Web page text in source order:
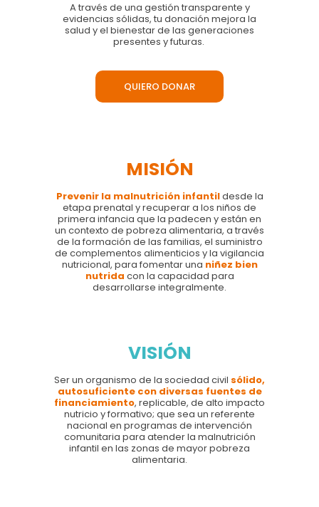
A través de una gestión transparente y
evidencias sólidas, tu donación mejora la
salud y el bienestar de las generaciones
presentes y futuras.
QUIERO DONAR
MISIÓN
Prevenir la malnutrición infantildesde la
etapa prenatal y recuperar a los niños de
primera infancia que la padecen y están en
un contexto de pobreza alimentaria, a través
de la formación de las familias, el suministro
de complementos alimenticios y la vigilancia
nutricional, para fomentar una niñez bien
nutrida con la capacidad para
desarrollarse integralmente.
VISIÓN
Ser un organismo de la sociedad civil sólido,
autosuficiente con diversas fuentes de
financiamiento, replicable, de alto impacto
nutricio y formativo; que sea un referente
nacional en programas de intervención
comunitaria para atender la malnutrición
infantil en las zonas de mayor pobreza
alimentaria.